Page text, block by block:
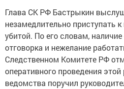
Глава СК РФ Бастрыкин
незамедлительно приступать
убитой. По его словам, наличие
отговорка и нежелание
Следственном Комитете РФ
оперативного проведения
ведомства поручил